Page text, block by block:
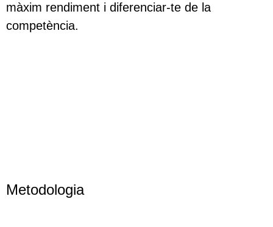
màxim rendiment i diferenciar-te de la
competència.
Metodologia